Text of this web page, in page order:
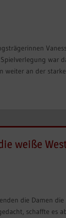
war
an der
weiße
die Damen
schaffte es